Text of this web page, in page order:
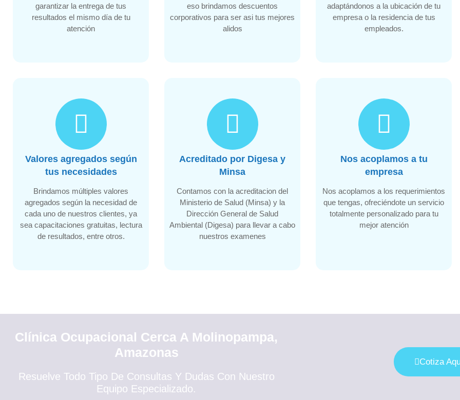
garantizar la entrega de tus
resultados el mismo día de tu
atención
eso brindamos descuentos
corporativos para ser asi tus mejores
alidos
adaptándonos a la ubicación de tu
empresa o la residencia de tus
empleados.
Valores agregados según
tus necesidades
Brindamos múltiples valores
agregados según la necesidad de
cada uno de nuestros clientes, ya
sea capacitaciones gratuitas, lectura
de resultados, entre otros.
Acreditado por Digesa y
Minsa​
Contamos con la acreditacion del
Ministerio de Salud (Minsa) y la
Dirección General de Salud
Ambiental (Digesa) para llevar a cabo
nuestros examenes
Nos acoplamos a tu
empresa
Nos acoplamos a los requerimientos
que tengas, ofreciéndote un servicio
totalmente personalizado para tu
mejor atención
Clínica Ocupacional Cerca A Molinopampa,
Amazonas
Resuelve Todo Tipo De Consultas Y Dudas Con Nuestro
Equipo Especializado.
Cotiza